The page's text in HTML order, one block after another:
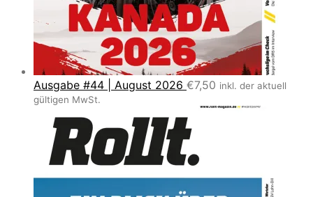
Ausgabe #44 | August 2026 €7,50 inkl. der aktuell
gültigen MwSt.